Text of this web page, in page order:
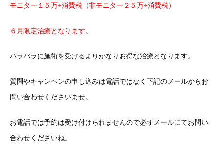
モニター１５万+消費税（非モニター２５万+消費税）
６月限定治療となります。
バラバラに施術を受けるよりかなりお得な治療となります。
質問やキャンペンの申し込みは電話ではなく下記のメールからお
問い合わせくださいませ。
お電話では予約は受け付けられませんので必ずメールにてお問い
合わせくださいね。